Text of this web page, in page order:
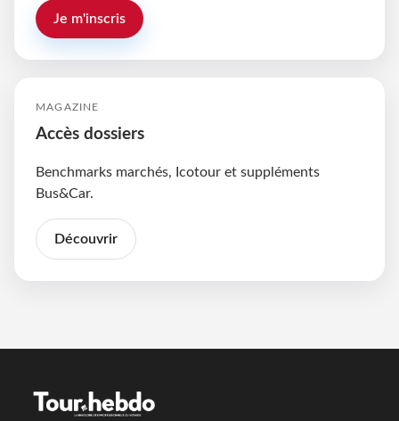
Je m'inscris
MAGAZINE
Accès dossiers
Benchmarks marchés, Icotour et suppléments
Bus&Car.
Découvrir